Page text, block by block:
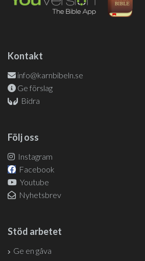
Kontakt
info@karnbibeln.se
Ge förslag
Bidra
Följ oss
Instagram
Facebook
Youtube
Nyhetsbrev
Stöd arbetet
Ge en gåva